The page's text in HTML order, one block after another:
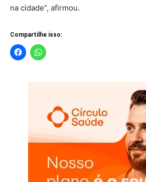
na cidade”, afirmou.
Compartilhe isso: